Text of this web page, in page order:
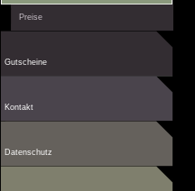
Preise
Gutscheine
Kontakt
Datenschutz